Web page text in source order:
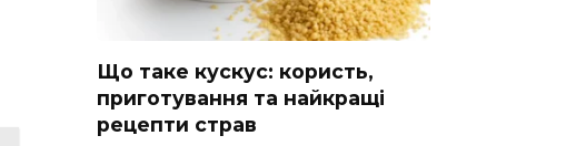
Що таке кускус: користь,
приготування та найкращі
рецепти страв